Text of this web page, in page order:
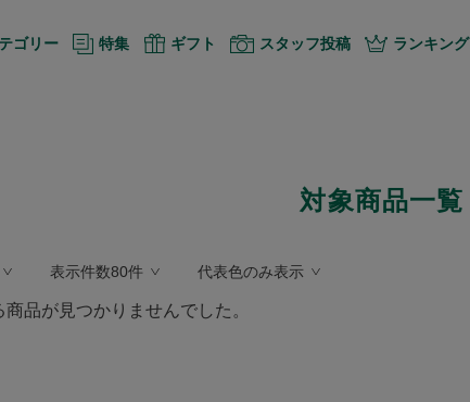
ゴリー 特集 ギフト スタッフ投稿 ランキング
対象商品一覧
表示件数80件 代表色のみ表示
品が見つかりませんでした。